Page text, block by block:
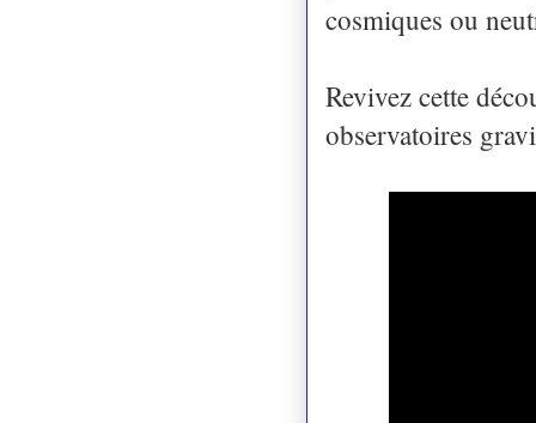
cosmiques ou
Revivez cette
observatoires